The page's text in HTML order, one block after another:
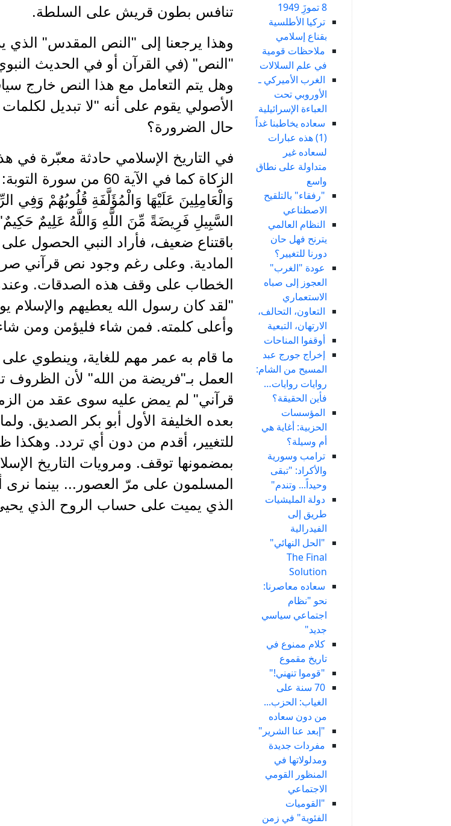
8 تموزَِ 1949
تركيا الأطلسية
بقناع إسلامي
ملاحظات قومية
في علم السلالات
الغرب الأميركي ـ
الأوروبي تحت
العباءة الإسرائيلية
سعاده يخاطبنا غداً
(1) هذه عبارات
لسعاده غير
متداولة على نطاق
واسع
"رفقاء" بالتلقيح
الاصطناعي
النظام العالمي
يترنح فهل حان
دورنا للتغيير؟
عودة "الغرب"
العجوز إلى صباه
الاستعماري
التعاون، التحالف،
الارتهان، التبعية
أوقفوا المناحات
إخراج جورج عبد
المسيح من الشام:
روايات روايات…
فأين الحقيقة؟
المؤسسات
الحزبية: أغاية هي
أم وسيلة؟
ترامب وسورية
والأكراد: "تبقى
وحيداً... وتندم"
دولة المليشيات
طريق إلى
الفيدرالية
"الحل النهائي"
The Final
Solution
سعاده معاصرنا:
نحو "نظام
اجتماعي سياسي
جديد"
كلام ممنوع في
تاريخ مقموع
"قوموا تنهني!"
70 سنة على
الغياب: الحزب...
من دون سعاده
"إبعد عنا الشرير"
مفردات جديدة
ومدلولاتها في
المنظور القومي
الاجتماعي
"القوميات
الفئوية" في زمن
تنافس بطون قريش على السلطة.
وهذا يرجعنا إلى "النص المقدس"
"النص" (في القرآن أو في الحديث
وهل يتم التعامل مع هذا النص خارج
الأصولي يقوم على أنه "لا تبديل
حال الضرورة؟
في التاريخ الإسلامي حادثة معبّرة في
الزكاة كما في الآية
وَالْعَامِلِينَ عَلَيْهَا وَالْمُؤَلَّفَةِ قُلُوبُهُمْ وَفِي
السَّبِيلِ فَرِيضَةً مِّنَ اللَّهِ وَاللَّهُ عَلِيمٌ
باقتناع ضعيف، فأراد النبي الحصول
المادية. وعلى رغم وجود نص قرآني
الخطاب على وقف هذه الصدقات.
"لقد كان رسول الله يعطيهم والإسلام
وأعلى كلمته. فمن شاء فليؤمن ومن
ما قام به عمر مهم للغاية، وينطوي
العمل بـ"فريضة من الله" لأن
قرآني" لم يمض عليه سوى عقد من
بعده الخليفة الأول أبو بكر الصديق.
للتغيير، أقدم من دون أي تردد. وهكذا
بمضمونها توقف. ومرويات التاريخ
المسلمون على مرّ العصور... بينما نرى
الذي يميت على حساب الروح الذي